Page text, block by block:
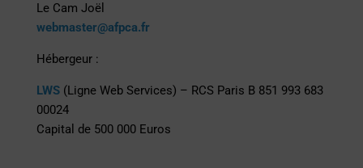
Le Cam Joël
webmaster@afpca.fr
Hébergeur :
LWS (Ligne Web Services) – RCS Paris B 851 993 683
00024
Capital de 500 000 Euros